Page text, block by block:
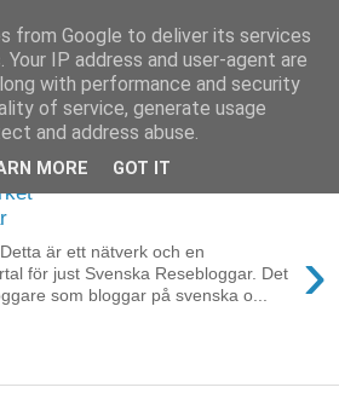
›
är ett nätverk och en
för just Svenska Resebloggar. Det
som bloggar på svenska o...
from Google to deliver its services
IP address and user-agent are
with performance and security
of service, generate usage
and address abuse.
MORE GOT IT